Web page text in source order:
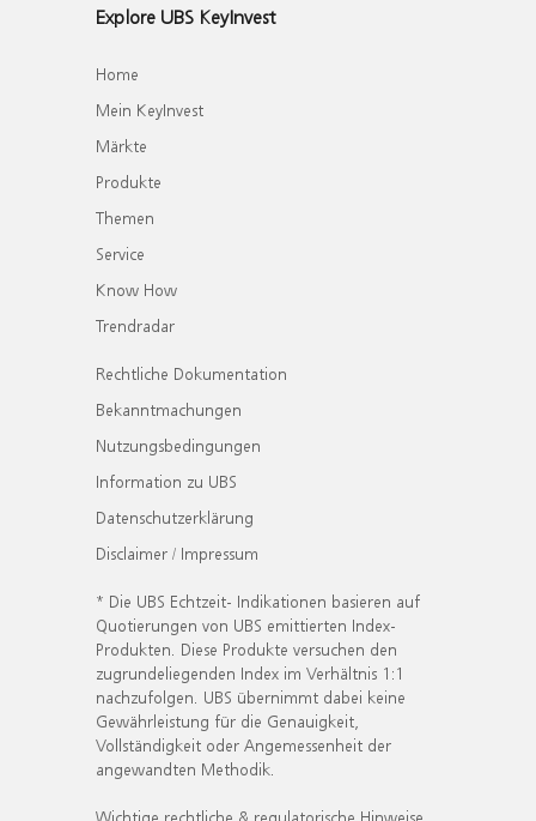
Explore UBS KeyInvest
Home
Mein KeyInvest
Märkte
Produkte
Themen
Service
Know How
Trendradar
Rechtliche Dokumentation
Bekanntmachungen
Nutzungsbedingungen
Information zu UBS
Datenschutzerklärung
Disclaimer / Impressum
* Die UBS Echtzeit- Indikationen basieren auf
Quotierungen von UBS emittierten Index-
Produkten. Diese Produkte versuchen den
zugrundeliegenden Index im Verhältnis 1:1
nachzufolgen. UBS übernimmt dabei keine
Gewährleistung für die Genauigkeit,
Vollständigkeit oder Angemessenheit der
angewandten Methodik.